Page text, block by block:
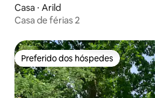
Casa ⋅ Arild
Casa de férias 2
Preferido dos hóspedes
Preferido dos hóspedes